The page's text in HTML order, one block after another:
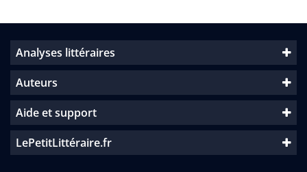
Analyses littéraires
Auteurs
Aide et support
LePetitLittéraire.fr